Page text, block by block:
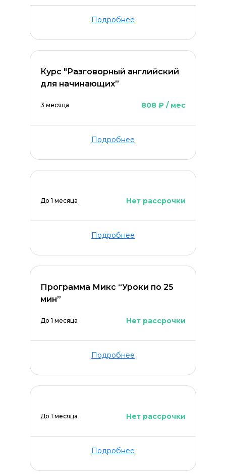
Подробнее
Курс "Разговорный английский
для начинающих”
3 месяца 808 ₽ / мес
Подробнее
До 1 месяца Нет рассрочки
Подробнее
Программа Микс “Уроки по 25
мин”
До 1 месяца Нет рассрочки
Подробнее
До 1 месяца Нет рассрочки
Подробнее
Оставить комментарий